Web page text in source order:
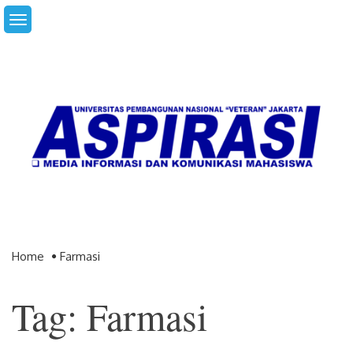
Skip
to
Home Farmasi
Tag: Farmasi